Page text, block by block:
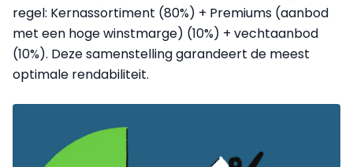
regel: Kernassortiment (80%) + Premiums (aanbod
met een hoge winstmarge) (10%) + vechtaanbod
(10%). Deze samenstelling garandeert de meest
optimale rendabiliteit.